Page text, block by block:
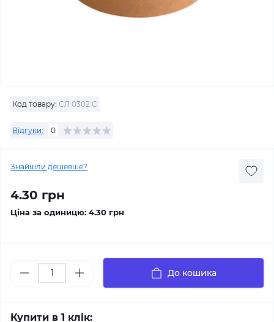
Код товару: СЛ 0302 C
Відгуки: 0
Знайшли дешевше?
4.30 грн
Ціна за одиницю: 4.30 грн
До кошика
Купити в 1 клік: